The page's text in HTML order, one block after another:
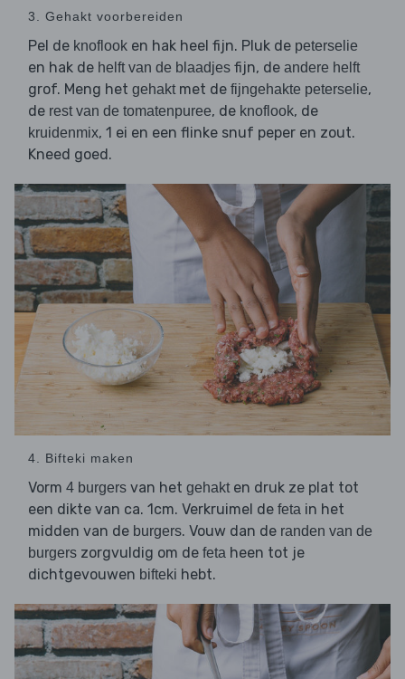
3. Gehakt voorbereiden
Pel de knoflook en hak heel fijn. Pluk de peterselie
en hak de helft van de blaadjes fijn, de andere helft
grof. Meng het gehaktmet de fijngehakte peterselie,
de rest van de tomatenpuree, de knoflook, de
kruidenmix, 1 ei en een flinke snuf peper en zout.
Kneed goed.
4. Bifteki maken
Vorm 4 burgers van het gehakt en druk ze plat tot
een dikte van ca. 1cm. Verkruimel de feta in het
midden van de burgers. Vouw dan de randen van de
burgers zorgvuldig om de feta heen tot je
dichtgevouwen bifteki hebt.